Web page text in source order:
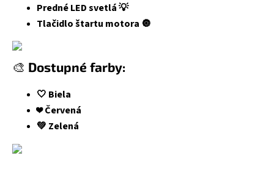
Predné LED svetlá 💡
Tlačidlo štartu motora 🔘
🎨 Dostupné farby:
🤍 Biela
❤️ Červená
💚 Zelená